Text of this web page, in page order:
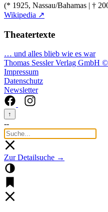
(* 1925, Nassau/Bahamas | †
Wikipedia ↗
Theatertexte
… und alles blieb wie es war
Thomas Sessler Verlag GmbH
Impressum
Datenschutz
Newsletter
↑
--
Zur Detailsuche →